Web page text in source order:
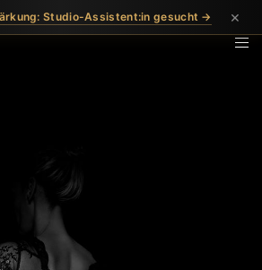
Studio-Assistent:in gesucht → ×